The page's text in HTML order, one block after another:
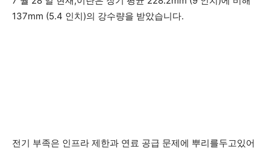
137mm (5.4 인치)의 강수량을 받았습니다.
전기 부족은 인프라 제한과 연료 공급 문제에 뿌리를두고있어